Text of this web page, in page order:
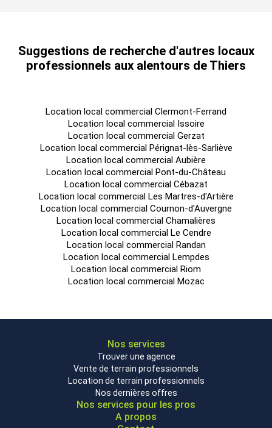
Suggestions de recherche d'autres locaux
professionnels aux alentours de Thiers
Location local commercial Clermont-Ferrand
Location local commercial Issoire
Location local commercial Gerzat
Location local commercial Pérignat-lès-Sarliève
Location local commercial Aubière
Location local commercial Pont-du-Château
Location local commercial Cébazat
Location local commercial Les Martres-d'Artière
Location local commercial Cournon-d'Auvergne
Location local commercial Chamalières
Location local commercial Le Cendre
Location local commercial Randan
Location local commercial Lempdes
Location local commercial Riom
Location local commercial Mozac
Nos services
Trouver une agence
Vente de terrain professionnels
Location de terrain professionnels
Nos dernières offres
Nos services pour les pros
A propos